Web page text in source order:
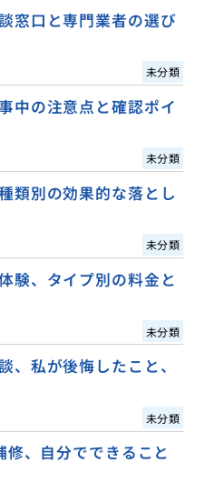
窓口と専門業者の選び
未分類
中の注意点と確認ポイ
未分類
類別の効果的な落とし
未分類
験、タイプ別の料金と
未分類
、私が後悔したこと、
未分類
、自分でできること